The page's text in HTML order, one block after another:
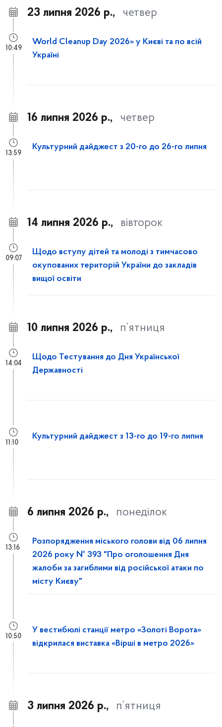
23 липня 2026 р., четвер
World Cleanup Day 2026» у Києві та по всій
Україні
10:49
16 липня 2026 р., четвер
Культурний дайджест з 20-го до 26-го липня
13:59
14 липня 2026 р., вівторок
Щодо вступу дітей та молоді з тимчасово
окупованих територій України до закладів
вищої освіти
09:07
10 липня 2026 р., п’ятниця
Щодо Тестування до Дня Української
Державності
14:04
Культурний дайджест з 13-го до 19-го липня
11:10
6 липня 2026 р., понеділок
Розпорядження міського голови від 06 липня
2026 року № 393 "Про оголошення Дня
жалоби за загиблими від російської атаки по
місту Києву"
13:16
У вестибюлі станції метро «Золоті Ворота»
відкрилася виставка «Вірші в метро 2026»
10:50
3 липня 2026 р., п’ятниця